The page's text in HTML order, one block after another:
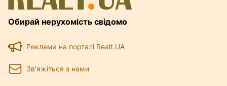
Обирай нерухомість свідомо
Реклама на порталі Realt.UA
Зв'яжіться з нами